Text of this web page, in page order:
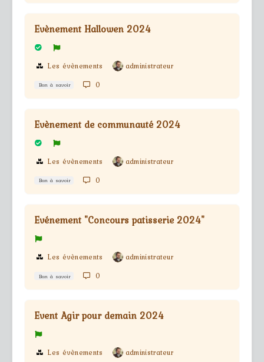
Evènement Hallowen 2024
Les évènements administrateur
Bon à savoir 0
Evènement de communauté 2024
Les évènements administrateur
Bon à savoir 0
Evénement "Concours patisserie 2024"
Les évènements administrateur
Bon à savoir 0
Event Agir pour demain 2024
Les évènements administrateur